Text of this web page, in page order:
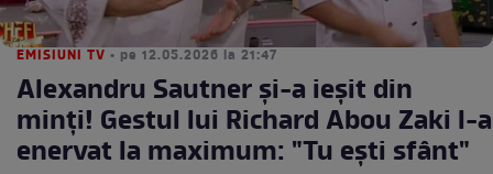
EMISIUNI TV • pe 12.05.2026 la 21:47
Alexandru Sautner și-a ieșit din
minți! Gestul lui Richard Abou Zaki l-a
enervat la maximum: "Tu ești sfânt"